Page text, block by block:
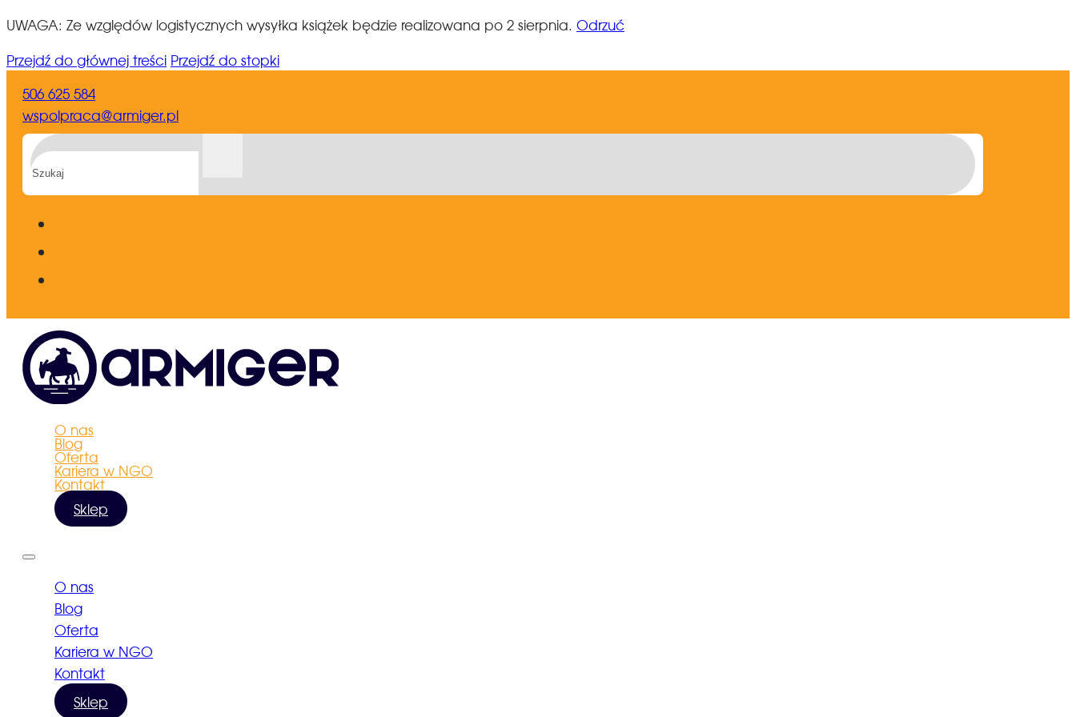
UWAGA: Ze względów logistycznych wysyłka książek będzie realizowana po 2 sierpnia. Odrzuć
Przejdź do głównej treści Przejdź do stopki
506 625 584
wspolpraca@armiger.pl
Szukaj
O nas
Blog
Oferta
Kariera w NGO
Kontakt
Sklep
O nas
Blog
Oferta
Kariera w NGO
Kontakt
Sklep